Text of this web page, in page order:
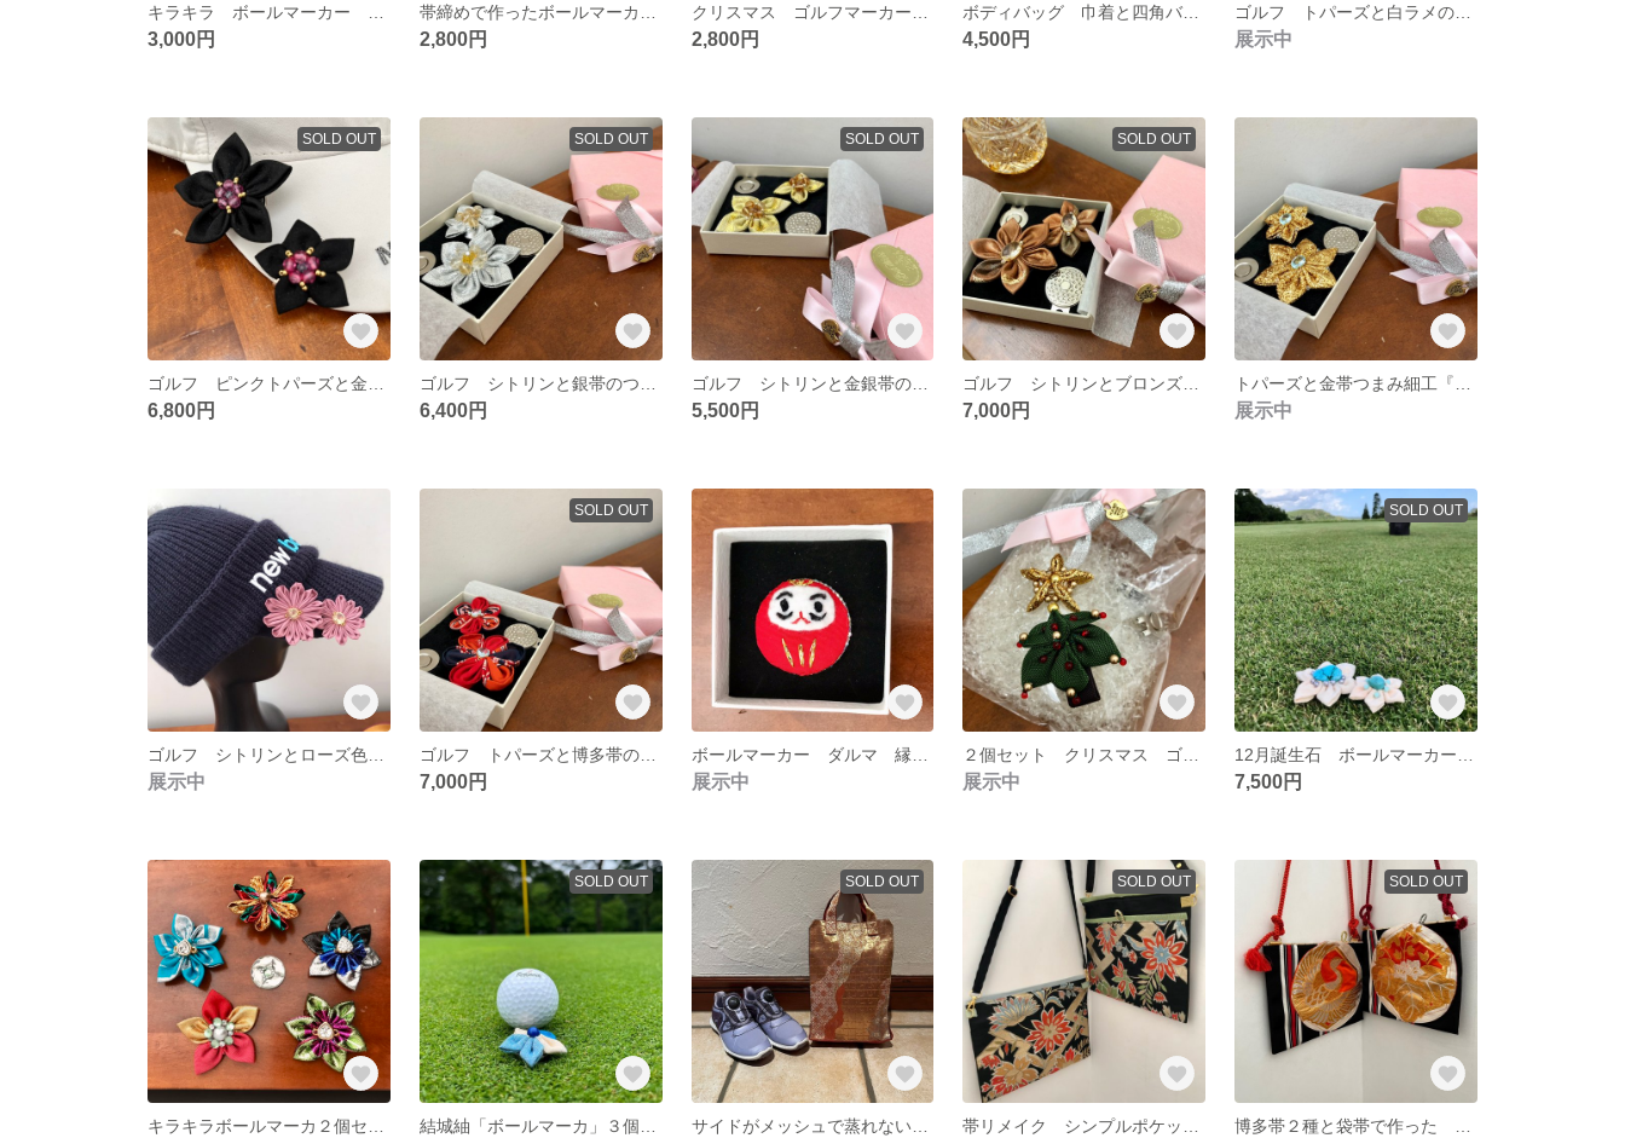
3,000円 2,800円 2,800円
ボディバッグ 巾着と四角バッグの良いとこ取り、ショルダーからウエストポーチに早変わりします。ゴルフのお伴にも便利
4,500円 展示中
SOLD OUT
6,800円
SOLD OUT
6,400円
SOLD OUT
ゴルフ シトリンと金銀帯のつまみ細工『ボールマーカー』２個セット 11月誕生石 シルバー925 18KGP プレゼントご褒美に
5,500円
SOLD OUT
7,000円 展示中
展示中
SOLD OUT
ゴルフ トパーズと博多帯のつまみ細工の『ボールマーカー』天然石 11月誕生石 シルバー925 18KGP プレゼントに
7,000円 展示中 展示中
SOLD OUT
7,500円
SOLD OUT SOLD OUT SOLD OUT SOLD OUT